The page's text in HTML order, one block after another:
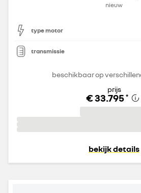
nieuw
type motor
transmissie
beschikbaar op
prijs
€ 33.795 *
bekijk details